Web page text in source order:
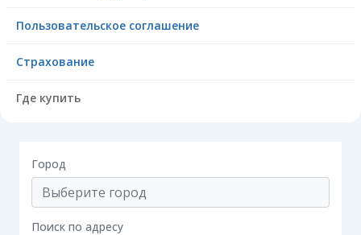
Пользовательское соглашение
Страхование
Где купить
Город
Поиск по адресу